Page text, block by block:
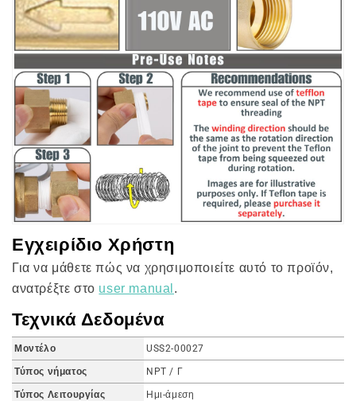
Εγχειρίδιο Χρήστη
Για να μάθετε πώς να χρησιμοποιείτε αυτό το προϊόν,
ανατρέξτε στο user manual .
Τεχνικά Δεδομένα
Μοντέλο USS2-00027
Τύπος νήματος NPT / Γ
Τύπος Λειτουργίας Ημι-άμεση